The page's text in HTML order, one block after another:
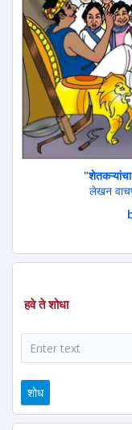
"शेतकऱ्यांचा
लेखन
हवे ते शोधा
शोध